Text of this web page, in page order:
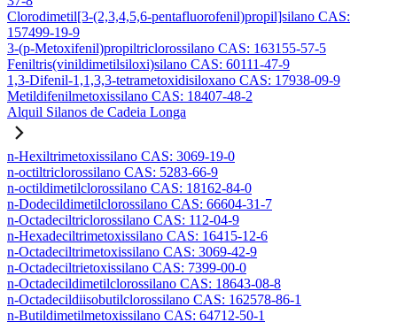
Clorodimetil[3-(2,3,4,5,6-pentafluorofenil)propil]silano CAS:
157499-19-9
3-(p-Metoxifenil)propiltriclorossilano CAS: 163155-57-5
Feniltris(vinildimetilsiloxi)silano CAS: 60111-47-9
1,3-Difenil-1,1,3,3-tetrametoxidisiloxano CAS: 17938-09-9
Metildifenilmetoxissilano CAS: 18407-48-2
Alquil Silanos de Cadeia Longa
n-Hexiltrimetoxissilano CAS: 3069-19-0
n-octiltriclorossilano CAS: 5283-66-9
n-octildimetilclorossilano CAS: 18162-84-0
n-Dodecildimetilclorossilano CAS: 66604-31-7
n-Octadeciltriclorossilano CAS: 112-04-9
n-Hexadeciltrimetoxissilano CAS: 16415-12-6
n-Octadeciltrimetoxissilano CAS: 3069-42-9
n-Octadeciltrietoxissilano CAS: 7399-00-0
n-Octadecildimetilclorossilano CAS: 18643-08-8
n-Octadecildiisobutilclorossilano CAS: 162578-86-1
n-Butildimetilmetoxissilano CAS: 64712-50-1